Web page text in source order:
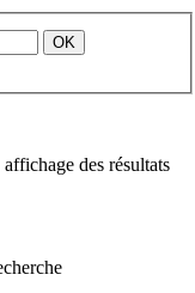
des résultats